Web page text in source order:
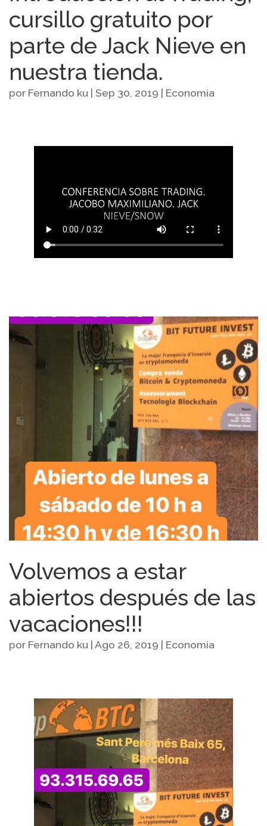
cursillo gratuito por
parte de Jack Nieve en
nuestra tienda.
por Fernando ku | Sep 30, 2019 | Economia
Volvemos a estar
abiertos después de las
vacaciones!!!
por Fernando ku |Ago 26, 2019 | Economia